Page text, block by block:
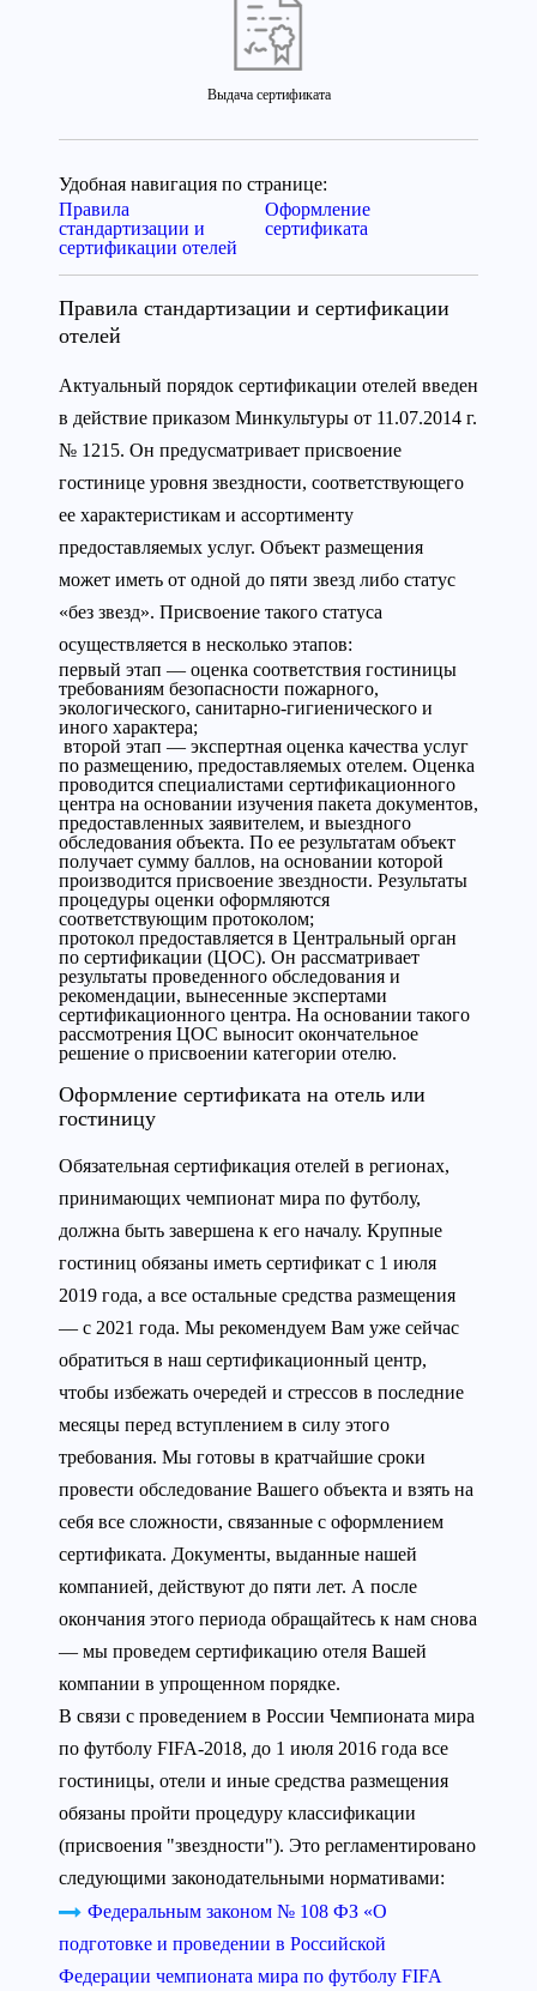
Выдача сертификата
Удобная навигация по странице:
Правила
стандартизации и
сертификации отелей
Оформление
сертификата
Правила стандартизации и сертификации
отелей
Актуальный порядок сертификации отелей введен
в действие приказом Минкультуры от 11.07.2014 г.
№ 1215. Он предусматривает присвоение
гостинице уровня звездности, соответствующего
ее характеристикам и ассортименту
предоставляемых услуг. Объект размещения
может иметь от одной до пяти звезд либо статус
«без звезд». Присвоение такого статуса
осуществляется в несколько этапов:
первый этап — оценка соответствия гостиницы
требованиям безопасности пожарного,
экологического, санитарно-гигиенического и
иного характера;
второй этап — экспертная оценка качества услуг
по размещению, предоставляемых отелем. Оценка
проводится специалистами сертификационного
центра на основании изучения пакета документов,
предоставленных заявителем, и выездного
обследования объекта. По ее результатам объект
получает сумму баллов, на основании которой
производится присвоение звездности. Результаты
процедуры оценки оформляются
соответствующим протоколом;
протокол предоставляется в Центральный орган
по сертификации (ЦОС). Он рассматривает
результаты проведенного обследования и
рекомендации, вынесенные экспертами
сертификационного центра. На основании такого
рассмотрения ЦОС выносит окончательное
решение о присвоении категории отелю.
Оформление сертификата на отель или
гостиницу
Обязательная сертификация отелей в регионах,
принимающих чемпионат мира по футболу,
должна быть завершена к его началу. Крупные
гостиниц обязаны иметь сертификат с 1 июля
2019 года, а все остальные средства размещения
— с 2021 года. Мы рекомендуем Вам уже сейчас
обратиться в наш сертификационный центр,
чтобы избежать очередей и стрессов в последние
месяцы перед вступлением в силу этого
требования. Мы готовы в кратчайшие сроки
провести обследование Вашего объекта и взять на
себя все сложности, связанные с оформлением
сертификата. Документы, выданные нашей
компанией, действуют до пяти лет. А после
окончания этого периода обращайтесь к нам снова
— мы проведем сертификацию отеля Вашей
компании в упрощенном порядке.
В связи с проведением в России Чемпионата мира
по футболу FIFA-2018, до 1 июля 2016 года все
гостиницы, отели и иные средства размещения
обязаны пройти процедуру классификации
(присвоения "звездности"). Это регламентировано
следующими законодательными нормативами:
Федеральным законом № 108 ФЗ «О
подготовке и проведении в Российской
Федерации чемпионата мира по футболу FIFA